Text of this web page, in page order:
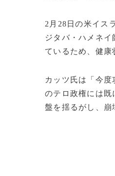
2月28日の米イス
ジタバ・ハメネ
ているため、健康
カッツ氏は「今
のテロ政権には既
盤を揺るがし、崩